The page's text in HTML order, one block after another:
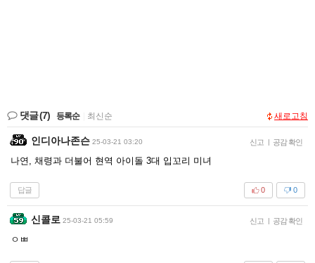
댓글(7) 등록순 최신순 새로고침
인디아나존슨 25-03-21 03:20 신고 | 공감 확인
나연, 채령과 더불어 현역 아이돌 3대 입꼬리 미녀
답글 0
0
신콜로 25-03-21 05:59 신고 | 공감 확인
ㅇㅃ